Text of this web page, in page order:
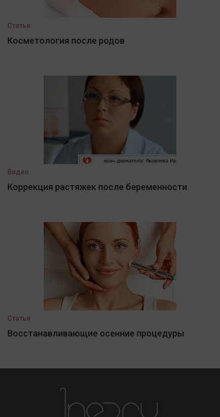
Статья
Косметология после родов
Видео
Коррекция растяжек после беременности
Статья
Восстанавливающие осенние процедуры